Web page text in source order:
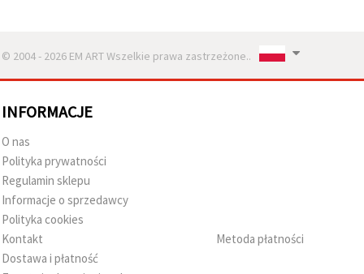
© 2004 - 2026 EM ART Wszelkie prawa zastrzeżone..
INFORMACJE
O nas
Polityka prywatności
Regulamin sklepu
Informacje o sprzedawcy
Polityka cookies
Kontakt
Dostawa i płatność
Metoda płatności